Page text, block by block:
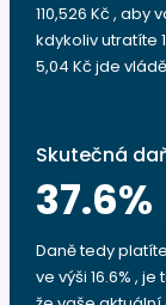
110,526 Kč ,
kdykoliv utratíte
5,04 Kč jde
Skutečná
37.6%
Daně tedy
ve výši 16.6% ,